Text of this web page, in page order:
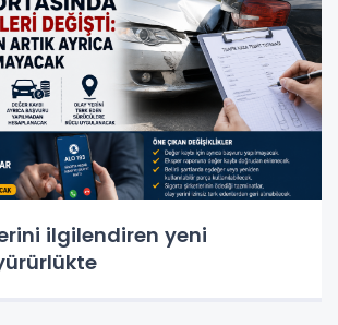
ilgilendiren yeni